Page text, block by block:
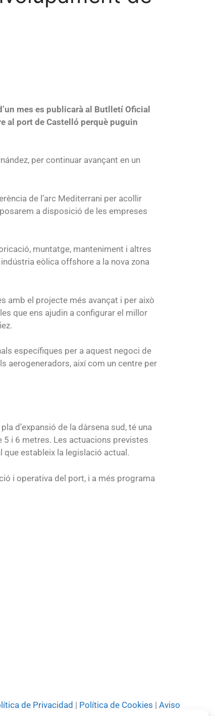
mes es publicarà al Butlletí Oficial
al port de Castelló perquè puguin
per continuar avançant en un
de l’arc Mediterrani per acollir
a disposició de les empreses
muntatge, manteniment i altres
eòlica offshore a la nova zona
amb el projecte més avançat i per això
que ens ajudin a configurar el millor
específiques per a aquest negoci de
aerogeneradors, així com un centre per
d’expansió de la dàrsena sud, té una
5 i 6 metres. Les actuacions previstes
estableix la legislació actual.
i operativa del port, i a més programa
de Privacidad | Política de Cookies | Aviso